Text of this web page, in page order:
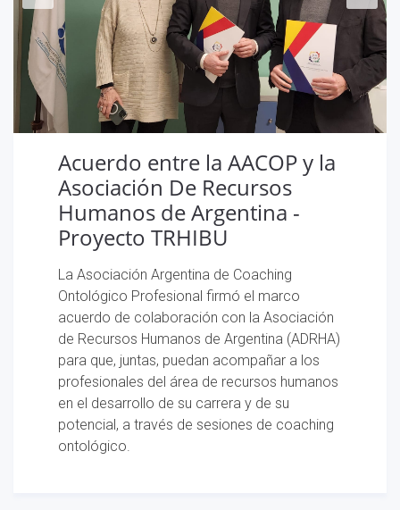
Acuerdo entre la AACOP y la
Asociación De Recursos
Humanos de Argentina -
Proyecto TRHIBU
La Asociación Argentina de Coaching
Ontológico Profesional firmó el marco
acuerdo de colaboración con la Asociación
de Recursos Humanos de Argentina (ADRHA)
para que, juntas, puedan acompañar a los
profesionales del área de recursos humanos
en el desarrollo de su carrera y de su
potencial, a través de sesiones de coaching
ontológico.